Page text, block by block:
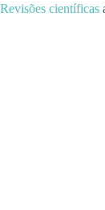
Revisões científicas